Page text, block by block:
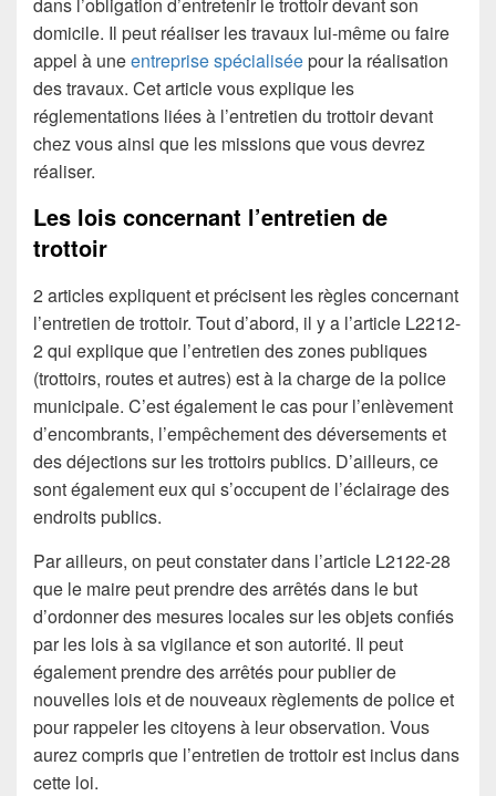
domicile. Il peut réaliser les travaux lui-même ou faire
appel à uneentreprise spécialiséepour la réalisation
des travaux. Cet article vous explique les
réglementations liées à l’entretien du trottoir devant
chez vous ainsi que les missions que vous devrez
réaliser.
Les lois concernant l’entretien de
trottoir
2 articles expliquent et précisent les règles concernant
l’entretien de trottoir. Tout d’abord, il y a l’article L2212-
2 qui explique que l’entretien des zones publiques
(trottoirs, routes et autres) est à la charge de la police
municipale. C’est également le cas pour l’enlèvement
d’encombrants, l’empêchement des déversements et
des déjections sur les trottoirs publics. D’ailleurs, ce
sont également eux qui s’occupent de l’éclairage des
endroits publics.
Par ailleurs, on peut constater dans l’article L2122-28
que le maire peut prendre des arrêtés dans le but
d’ordonner des mesures locales sur les objets confiés
par les lois à sa vigilance et son autorité. Il peut
également prendre des arrêtés pour publier de
nouvelles lois et de nouveaux règlements de police et
pour rappeler les citoyens à leur observation. Vous
aurez compris que l’entretien de trottoir est inclus dans
cette loi.